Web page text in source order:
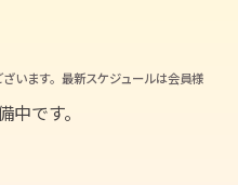
います。最新スケジュールは会員様
中です。